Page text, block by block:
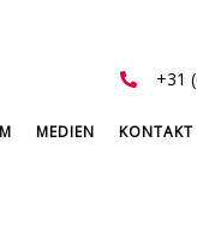
+31
MEDIEN KONTAKT